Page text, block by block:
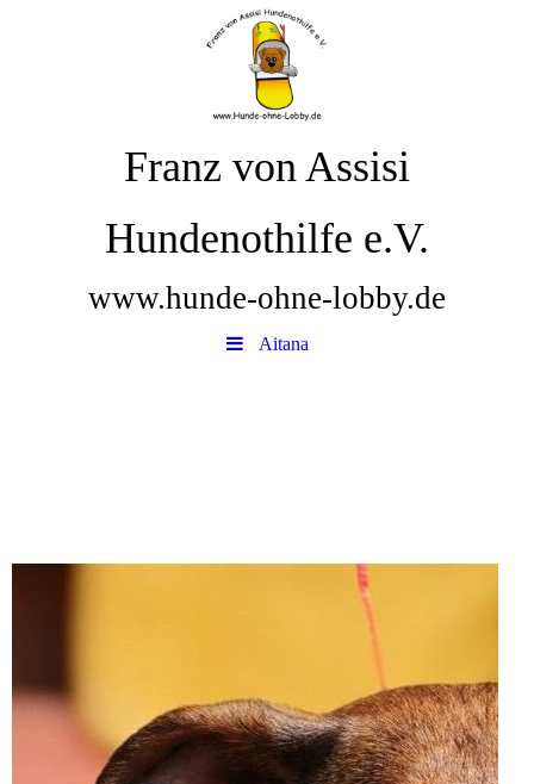
Franz von Assisi
Hundenothilfe e.V.
www.hunde-ohne-lobby.de
Aitana